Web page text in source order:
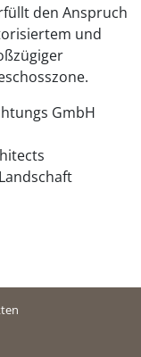
den Anspruch
und
GmbH